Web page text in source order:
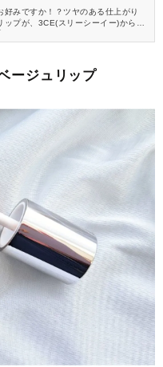
好みですか！？ツヤのある仕上がり
プが、3CE(スリーシーイー)から登
リップとはちょっと違う、『ガミー
ージュリップ